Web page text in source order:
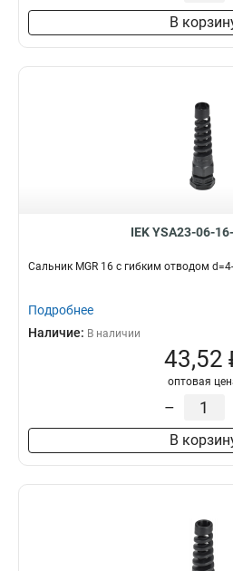
В
IEK YSA23-06-
Сальник MGR 16 с гибким отводом
Подробнее
Наличие: В наличии
43,52
оптовая
–
В